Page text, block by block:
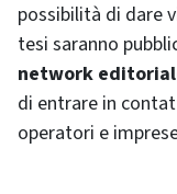
possibilità di dare
tesi saranno
network
di entrare in
operatori e